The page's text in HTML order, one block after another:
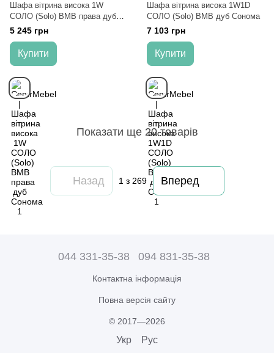
Шафа вітрина висока 1W
СОЛО (Solo) ВМВ права дуб
Сонома
5 245 грн
Купити
Шафа вітрина висока 1W1D
СОЛО (Solo) ВМВ дуб Сонома
7 103 грн
Купити
Показати ще 20 товарів
Назад 1 з 269 Вперед
044 331-35-38 094 831-35-38
Контактна інформація
Повна версія сайту
© 2017—2026
Укр Рус